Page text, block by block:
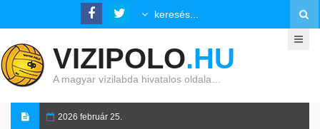
VIZIPOLO.HU
A magyar vízilabda hivatalos oldala…
2026 február 25.